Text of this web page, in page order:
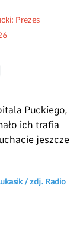
Prezes
Puckiego,
ich trafia
jeszcze
/ zdj. Radio